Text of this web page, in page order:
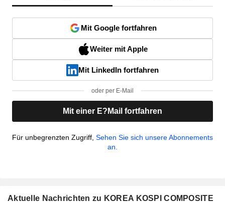
Mit Google fortfahren
Weiter mit Apple
Mit LinkedIn fortfahren
oder per E-Mail
Mit einer E?Mail fortfahren
Für unbegrenzten Zugriff, Sehen Sie sich unsere Abonnements
an.
Aktuelle Nachrichten zu KOREA KOSPI COMPOSITE